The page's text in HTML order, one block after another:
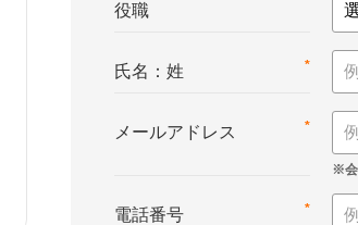
役職
*
氏名：姓
*
メールアドレス
*
電話番号